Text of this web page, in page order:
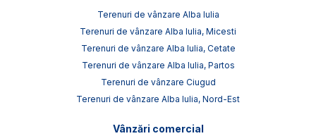
Terenuri de vânzare Alba Iulia
Terenuri de vânzare Alba Iulia, Micesti
Terenuri de vânzare Alba Iulia, Cetate
Terenuri de vânzare Alba Iulia, Partos
Terenuri de vânzare Ciugud
Terenuri de vânzare Alba Iulia, Nord-Est
Vânzări comercial